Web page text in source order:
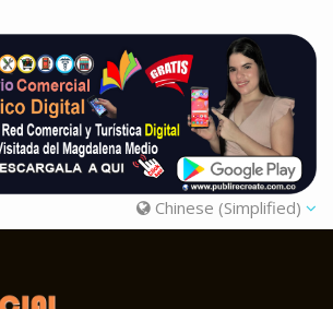
Chinese (Simplified)